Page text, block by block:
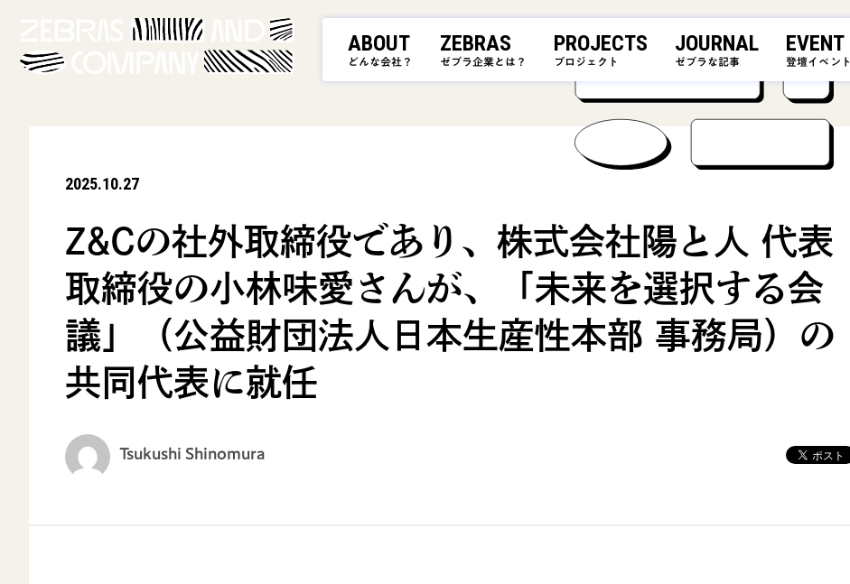
ABOUT
どんな会社？
ZEBRAS
ゼブラ企業とは？
PROJECTS
プロジェクト
JOURNAL
ゼブラな記事
EVENT
登壇イベント
2025.10.27
Z&Cの社外取締役であり、株式会社陽と人 代表
取締役の小林味愛さんが、「未来を選択する会
議」（公益財団法人日本生産性本部 事務局）の
共同代表に就任
Tsukushi Shinomura